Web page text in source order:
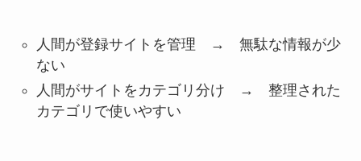
人間が登録サイトを管理 → 無駄な情報が少
ない
人間がサイトをカテゴリ分け → 整理された
カテゴリで使いやすい